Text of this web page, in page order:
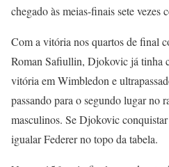
chegado às meias-finais sete vezes
Com a vitória nos quartos de final
Roman Safiullin, Djokovic já tinha
vitória em Wimbledon e
passando para o segundo lugar no
masculinos. Se Djokovic
igualar Federer no topo da tabela.